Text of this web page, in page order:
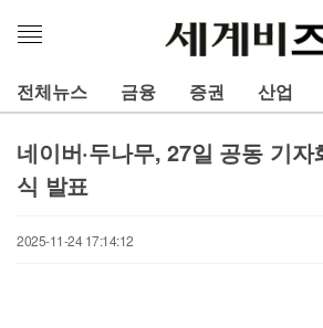
메
열
기
전체뉴스 금융 증권 산업
네이버·두나무, 27일 공동 기
식 발표
2025-11-24 17:14:12